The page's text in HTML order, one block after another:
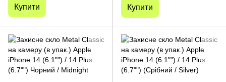
Купити Купити